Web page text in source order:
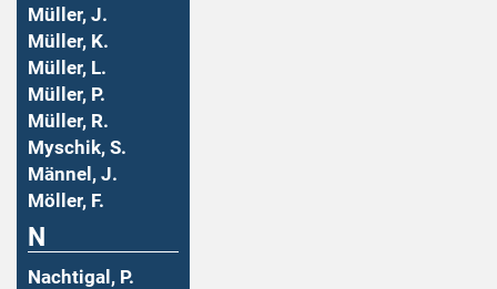
Müller, J.
Müller, K.
Müller, L.
Müller, P.
Müller, R.
Myschik, S.
Männel, J.
Möller, F.
N
Nachtigal, P.